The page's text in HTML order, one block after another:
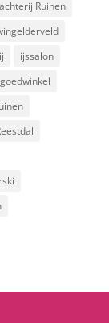
Ruinen
ijssalon